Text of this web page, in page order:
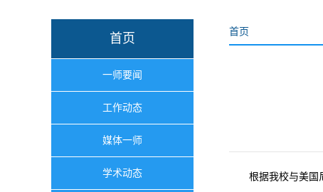
首页
一师要闻
工作动态
媒体一师
学术动态
首页
根据我校与美国